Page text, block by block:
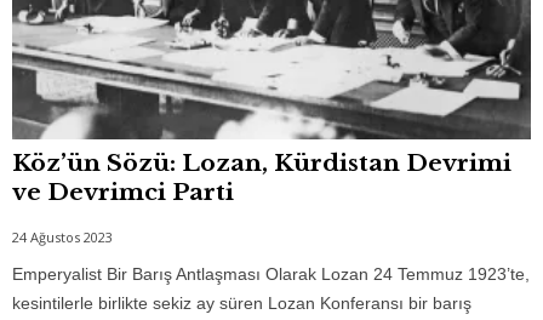
Köz’ün Sözü: Lozan, Kürdistan Devrimi
ve Devrimci Parti
24 Ağustos 2023
Emperyalist Bir Barış Antlaşması Olarak Lozan 24 Temmuz 1923’te,
kesintilerle birlikte sekiz ay süren Lozan Konferansı bir barış